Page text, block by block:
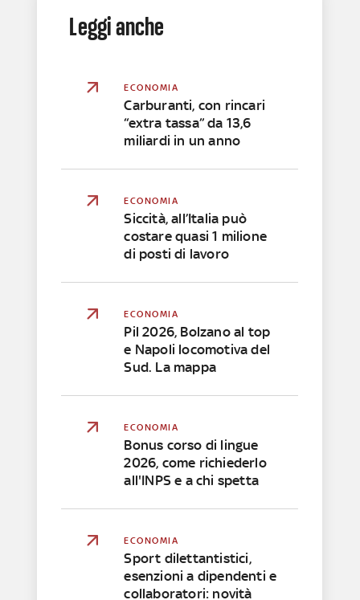
Leggi anche
ECONOMIA
Carburanti, con rincari
“extra tassa” da 13,6
miliardi in un anno
ECONOMIA
Siccità, all’Italia può
costare quasi 1 milione
di posti di lavoro
ECONOMIA
Pil 2026, Bolzano al top
e Napoli locomotiva del
Sud. La mappa
ECONOMIA
Bonus corso di lingue
2026, come richiederlo
all'INPS e a chi spetta
ECONOMIA
Sport dilettantistici,
esenzioni a dipendenti e
collaboratori: novità